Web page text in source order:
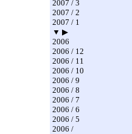
2007 / 3
2007 / 2
2007 / 1
▼ ▶
2006
2006 / 12
2006 / 11
2006 / 10
2006 / 9
2006 / 8
2006 / 7
2006 / 6
2006 / 5
2006 /